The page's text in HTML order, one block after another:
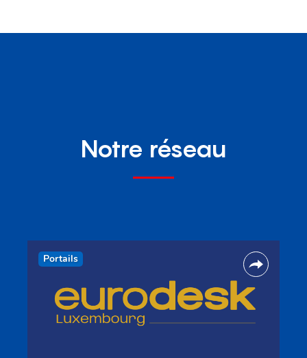
Notre réseau
Portails